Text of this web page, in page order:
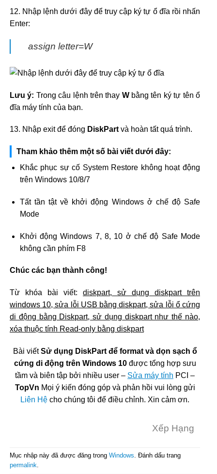
12. Nhập lệnh dưới đây để truy cập ký tự ổ đĩa rồi nhấn
Enter:
assign letter=W
Lưu ý: Trong câu lệnh trên thay W bằng tên ký tự tên ổ
đĩa máy tính của bạn.
13. Nhập exit để đóng DiskPart và hoàn tất quá trình.
Tham khảo thêm một số bài viết dưới đây:
Khắc phục sự cố System Restore không hoạt động
trên Windows 10/8/7
Tất tần tật về khởi động Windows ở chế độ Safe
Mode
Khởi động Windows 7, 8, 10 ở chế độ Safe Mode
không cần phím F8
Chúc các bạn thành công!
Từ khóa bài viết: diskpart, sử dụng diskpart trên
windows 10, sửa lỗi USB bằng diskpart, sửa lỗi ổ cứng
di động bằng Diskpart, sử dụng diskpart như thế nào,
xóa thuộc tính Read-only bằng diskpart
Bài viếtSử dụng DiskPart để format và dọn sạch ổ
cứng di động trên Windows 10được tổng hợp sưu
tầm và biên tập bởi nhiều user – Sửa máy tính PCI –
TopVn Mọi ý kiến đóng góp và phản hồi vui lòng gửi
Liên Hệ cho chúng tôi để điều chỉnh. Xin cảm ơn.
Xếp Hạng
Mục nhập này đã được đăng trong Windows. Đánh dấu trang
permalink.